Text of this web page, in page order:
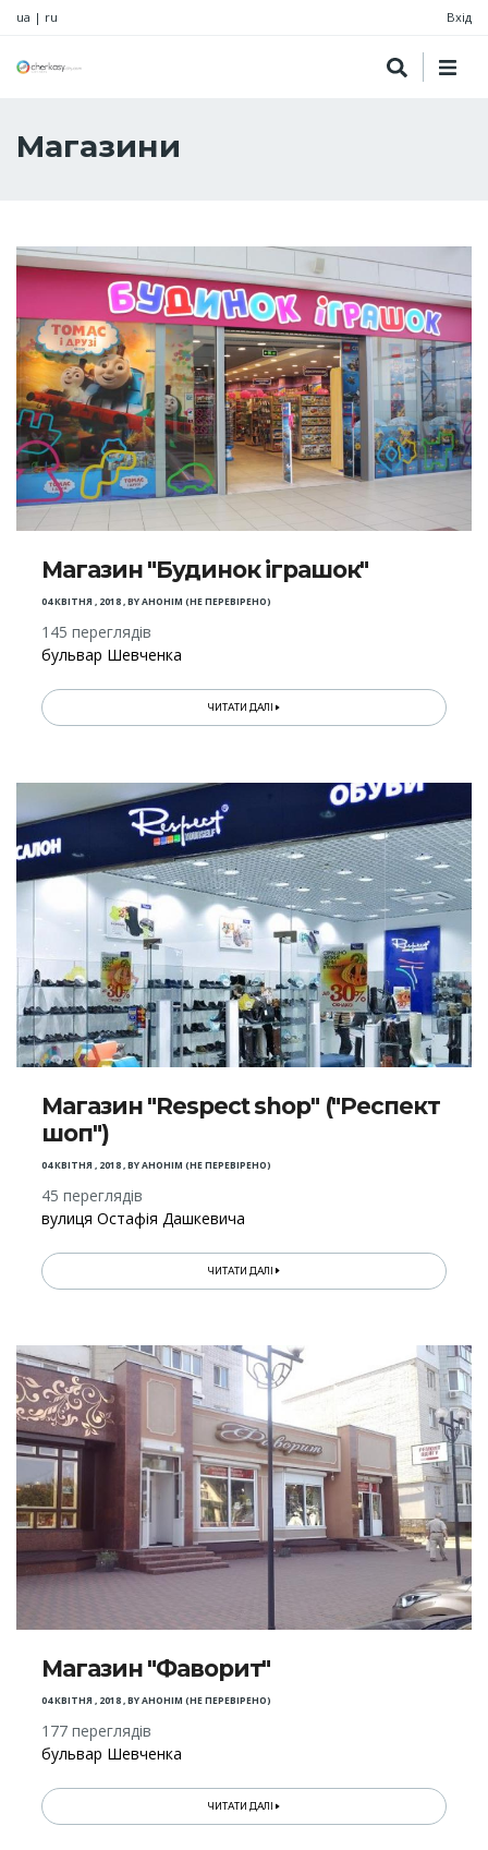
ua | ru Вхід
Магазини
Магазин "Будинок іграшок"
04 КВІТНЯ , 2018,BYАНОНІМ (НЕ ПЕРЕВІРЕНО)
145 переглядів
бульвар Шевченка
ЧИТАТИ ДАЛІ
Магазин "Respect shop" ("Респект
шоп")
04 КВІТНЯ , 2018,BYАНОНІМ (НЕ ПЕРЕВІРЕНО)
45 переглядів
вулиця Остафія Дашкeвича
ЧИТАТИ ДАЛІ
Магазин "Фаворит"
04 КВІТНЯ , 2018,BYАНОНІМ (НЕ ПЕРЕВІРЕНО)
177 переглядів
бульвар Шевченка
ЧИТАТИ ДАЛІ